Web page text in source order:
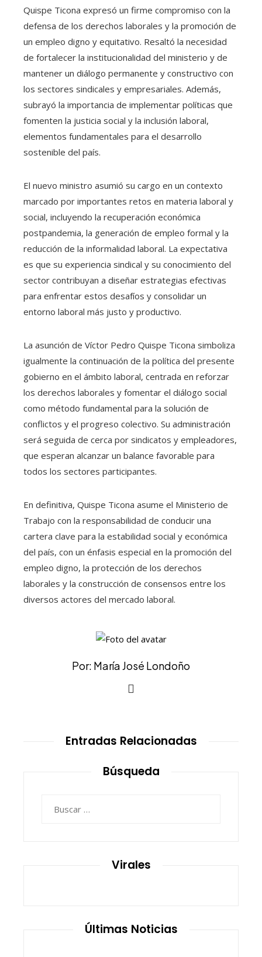
Quispe Ticona expresó un firme compromiso con la
defensa de los derechos laborales y la promoción de
un empleo digno y equitativo. Resaltó la necesidad
de fortalecer la institucionalidad del ministerio y de
mantener un diálogo permanente y constructivo con
los sectores sindicales y empresariales. Además,
subrayó la importancia de implementar políticas que
fomenten la justicia social y la inclusión laboral,
elementos fundamentales para el desarrollo
sostenible del país.
El nuevo ministro asumió su cargo en un contexto
marcado por importantes retos en materia laboral y
social, incluyendo la recuperación económica
postpandemia, la generación de empleo formal y la
reducción de la informalidad laboral. La expectativa
es que su experiencia sindical y su conocimiento del
sector contribuyan a diseñar estrategias efectivas
para enfrentar estos desafíos y consolidar un
entorno laboral más justo y productivo.
La asunción de Víctor Pedro Quispe Ticona simboliza
igualmente la continuación de la política del presente
gobierno en el ámbito laboral, centrada en reforzar
los derechos laborales y fomentar el diálogo social
como método fundamental para la solución de
conflictos y el progreso colectivo. Su administración
será seguida de cerca por sindicatos y empleadores,
que esperan alcanzar un balance favorable para
todos los sectores participantes.
En definitiva, Quispe Ticona asume el Ministerio de
Trabajo con la responsabilidad de conducir una
cartera clave para la estabilidad social y económica
del país, con un énfasis especial en la promoción del
empleo digno, la protección de los derechos
laborales y la construcción de consensos entre los
diversos actores del mercado laboral.
Por: María José Londoño
Entradas Relacionadas
Búsqueda
Virales
Últimas Noticias